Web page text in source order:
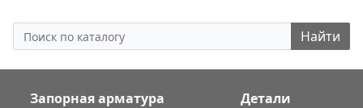
Найти
Запорная арматура
Детали